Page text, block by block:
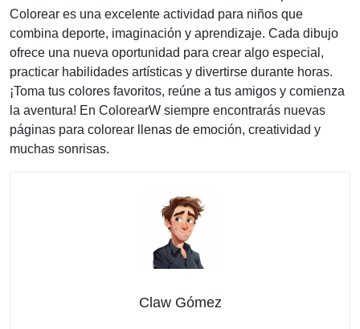
Colorear es una excelente actividad para niños que
combina deporte, imaginación y aprendizaje. Cada dibujo
ofrece una nueva oportunidad para crear algo especial,
practicar habilidades artísticas y divertirse durante horas.
¡Toma tus colores favoritos, reúne a tus amigos y comienza
la aventura! En ColorearW siempre encontrarás nuevas
páginas para colorear llenas de emoción, creatividad y
muchas sonrisas.
Claw Gómez